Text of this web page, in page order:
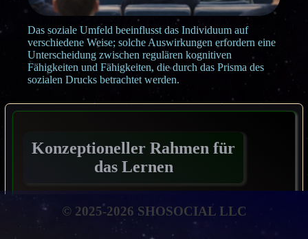
Das soziale Umfeld beeinflusst das Individuum auf
verschiedene Weise; solche Auswirkungen erfordern eine
Unterscheidung zwischen regulären kognitiven
Fähigkeiten und Fähigkeiten, die durch das Prisma des
sozialen Drucks betrachtet werden.
Konzeptioneller Rahmen für
das Lernen
Dieses Thema behandelt die folgenden
Abschnitte: Reziproke Interaktionen; Enaktives
und stellvertretendes Lernen; Lernen und
© 2025-2026 SHOSOCIAL LLC